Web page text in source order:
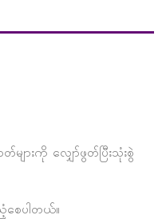
များကို လျှော်ဖွတ်ပြီးသုံးစွဲ
စေပါတယ်။